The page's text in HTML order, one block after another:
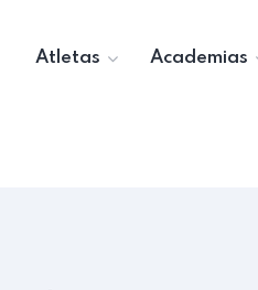
Atletas Academias